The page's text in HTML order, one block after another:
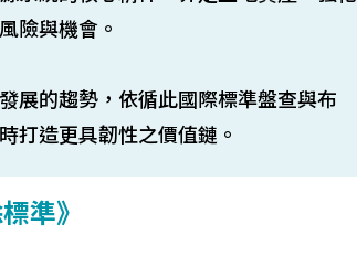
險與機會。
展的趨勢，依循此國際標準盤查與布
打造更具韌性之價值鏈。
準》